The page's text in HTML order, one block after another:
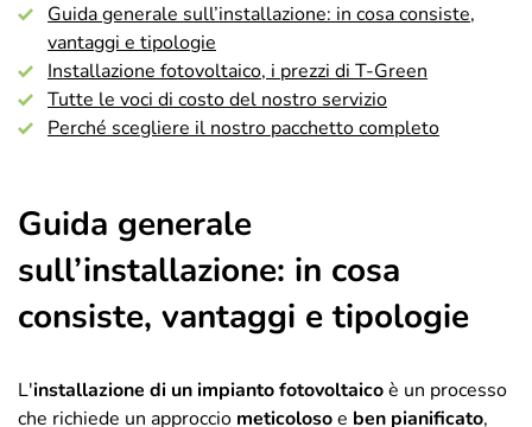
Guida generale sull’installazione: in cosa consiste,
vantaggi e tipologie
Installazione fotovoltaico, i prezzi di T-Green
Tutte le voci di costo del nostro servizio
Perché scegliere il nostro pacchetto completo
Guida generale
sull’installazione: in cosa
consiste, vantaggi e tipologie
L'installazione di un impianto fotovoltaicoè un processo
che richiede un approccio meticolosoe ben pianificato,